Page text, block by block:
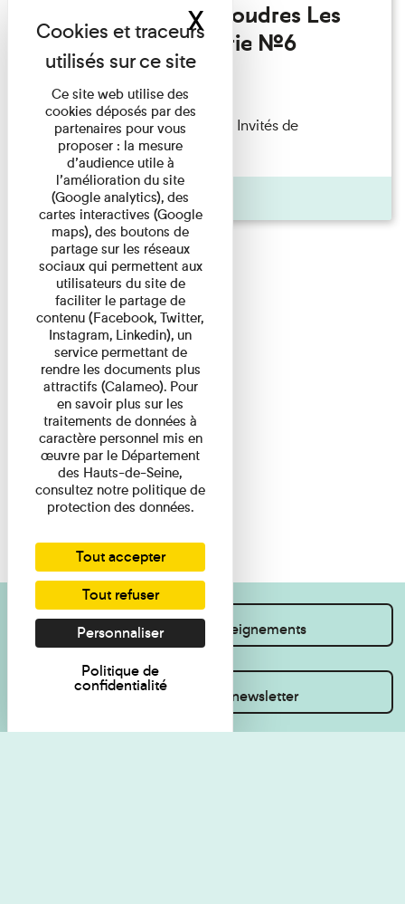
Fanny Taillandier - Foudres Les
Invités de l’Imprimerie n°6
Lecture
Fanny Taillandier – Foudres Les Invités de
l’Imprimerie n°6 Lecture ...
Pages
Je souhaite des renseignements
Inscrivez-vous à la newsletter
Ce site web utilise des
cookies déposés par des
partenaires pour vous
proposer : la mesure
d’audience utile à
l’amélioration du site
(Google analytics), des
cartes interactives (Google
maps), des boutons de
partage sur les réseaux
sociaux qui permettent aux
utilisateurs du site de
faciliter le partage de
contenu (Facebook, Twitter,
Instagram, Linkedin), un
service permettant de
rendre les documents plus
attractifs (Calameo). Pour
en savoir plus sur les
traitements de données à
caractère personnel mis en
œuvre par le Département
des Hauts-de-Seine,
consultez notre politique de
protection des données.
Tout accepter
Tout refuser
Personnaliser
Politique de
confidentialité
XMasquer le